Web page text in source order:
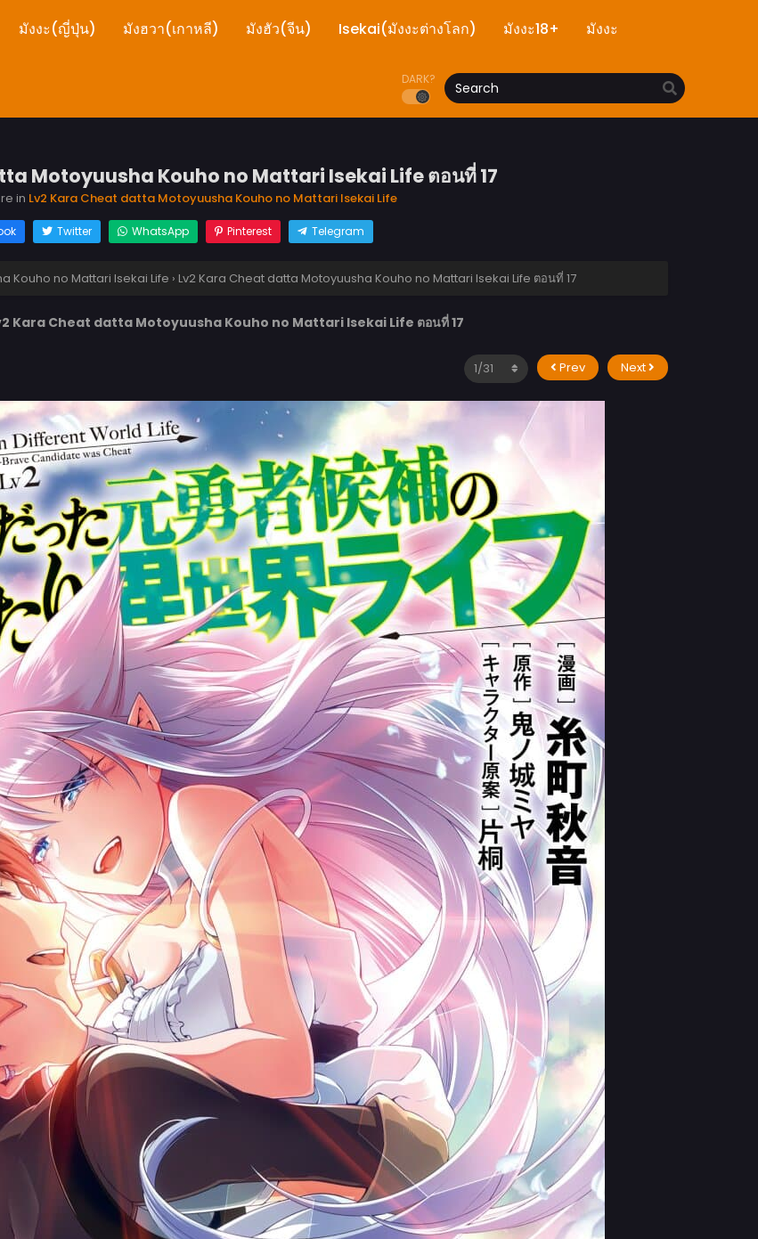
มังงะ(ญี่ปุ่น) มังฮวา(เกาหลี) มังฮัว(จีน) Isekai(มังงะต่างโลก) มังงะ18+ มังงะ
DARK?
Motoyuusha Kouho no Mattari Isekai Life ตอนที่ 17
in Lv2 Kara Cheat datta Motoyuusha Kouho no Mattari Isekai Life
Twitter WhatsApp Pinterest Telegram
Kouho no Mattari Isekai Life › Lv2 Kara Cheat datta Motoyuusha Kouho no Mattari Isekai Life ตอนที่ 17
Kara Cheat datta Motoyuusha Kouho no Mattari Isekai Life ตอนที่ 17
Prev Next